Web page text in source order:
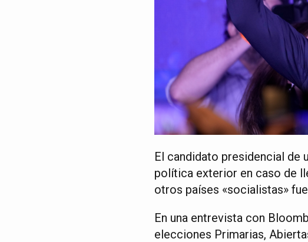
El candidato presidencial
política exterior en caso de
otros países «socialistas»
En una entrevista con
elecciones Primarias,